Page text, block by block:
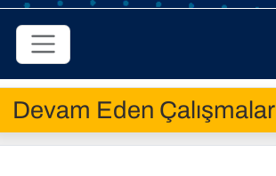
Devam Eden Çalışmalar